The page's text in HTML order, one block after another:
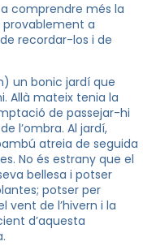
comprendre més la
provablement a
recordar-los i de
un bonic jardí que
Allà mateix tenia la
de passejar-hi
l’ombra. Al jardí,
atreia de seguida
No és estrany que el
bellesa i potser
potser per
de l’hivern i la
d’aquesta